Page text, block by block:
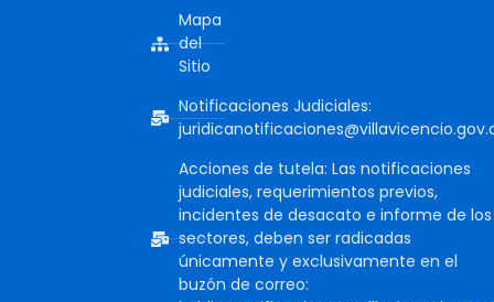
Mapa
del
Sitio
Notificaciones Judiciales:
Acciones de tutela: Las notificaciones
judiciales, requerimientos previos,
incidentes de desacato e informe de los
sectores, deben ser radicadas
únicamente y exclusivamente en el
buzón de correo: